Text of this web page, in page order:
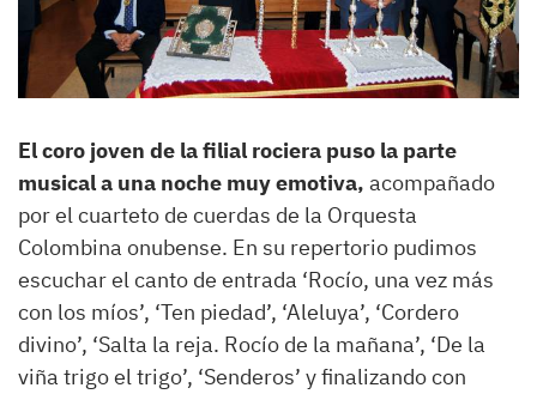
El coro joven de la filial rociera puso la parte
musical a una noche muy emotiva, acompañado
por el cuarteto de cuerdas de la Orquesta
Colombina onubense. En su repertorio pudimos
escuchar el canto de entrada ‘Rocío, una vez más
con los míos’, ‘Ten piedad’, ‘Aleluya’, ‘Cordero
divino’, ‘Salta la reja. Rocío de la mañana’, ‘De la
viña trigo el trigo’, ‘Senderos’ y finalizando con